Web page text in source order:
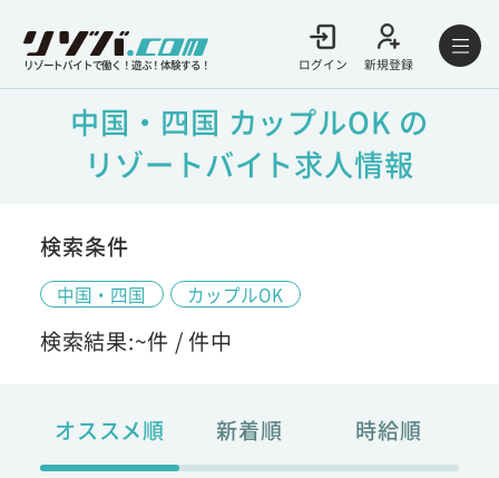
リゾートバイトで働く！遊ぶ！体験する！ ログイン 新規登録
中国・四国 カップルOK の
リゾートバイト求人情報
検索条件
中国・四国 カップルOK
検索結果:~件 /件中
オススメ順 新着順 時給順